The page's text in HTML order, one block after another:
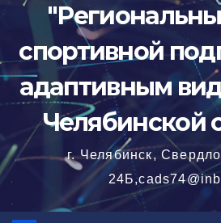
спортивной
адаптивным
Челябинской
г. Челябинск,